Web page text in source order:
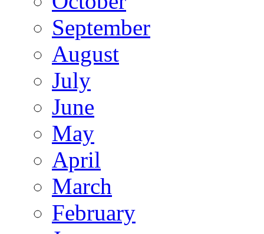
September
August
July
June
May
April
March
February